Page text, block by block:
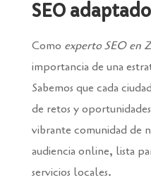
SEO
Como experto SEO en
importancia de una
Sabemos que cada
de retos y
vibrante comunidad de
audiencia online, lista
servicios locales.